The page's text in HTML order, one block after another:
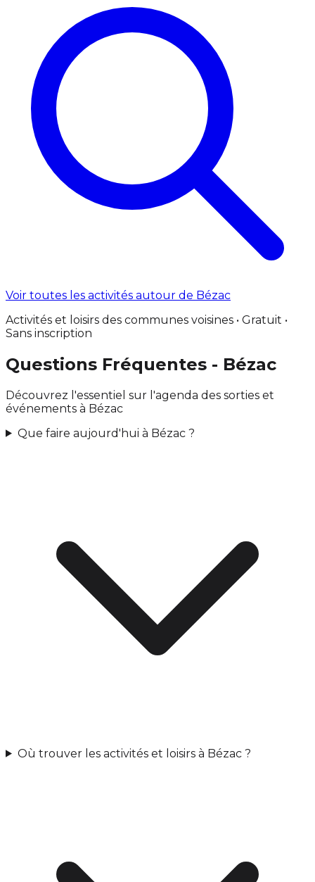
Voir toutes les activités autour de Bézac
Activités et loisirs des communes voisines • Gratuit •
Sans inscription
Questions Fréquentes - Bézac
Découvrez l'essentiel sur l'agenda des sorties et
événements à Bézac
Que faire aujourd'hui à Bézac ?
Où trouver les activités et loisirs à Bézac ?